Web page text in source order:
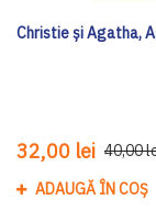
Christie și Agatha,
32,00 lei 40,00
ADAUGĂ ÎN COȘ